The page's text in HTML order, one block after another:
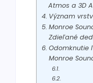
Atmos a 3D
Význam
Monroe
Zdieľané
Odomknutie
Monroe